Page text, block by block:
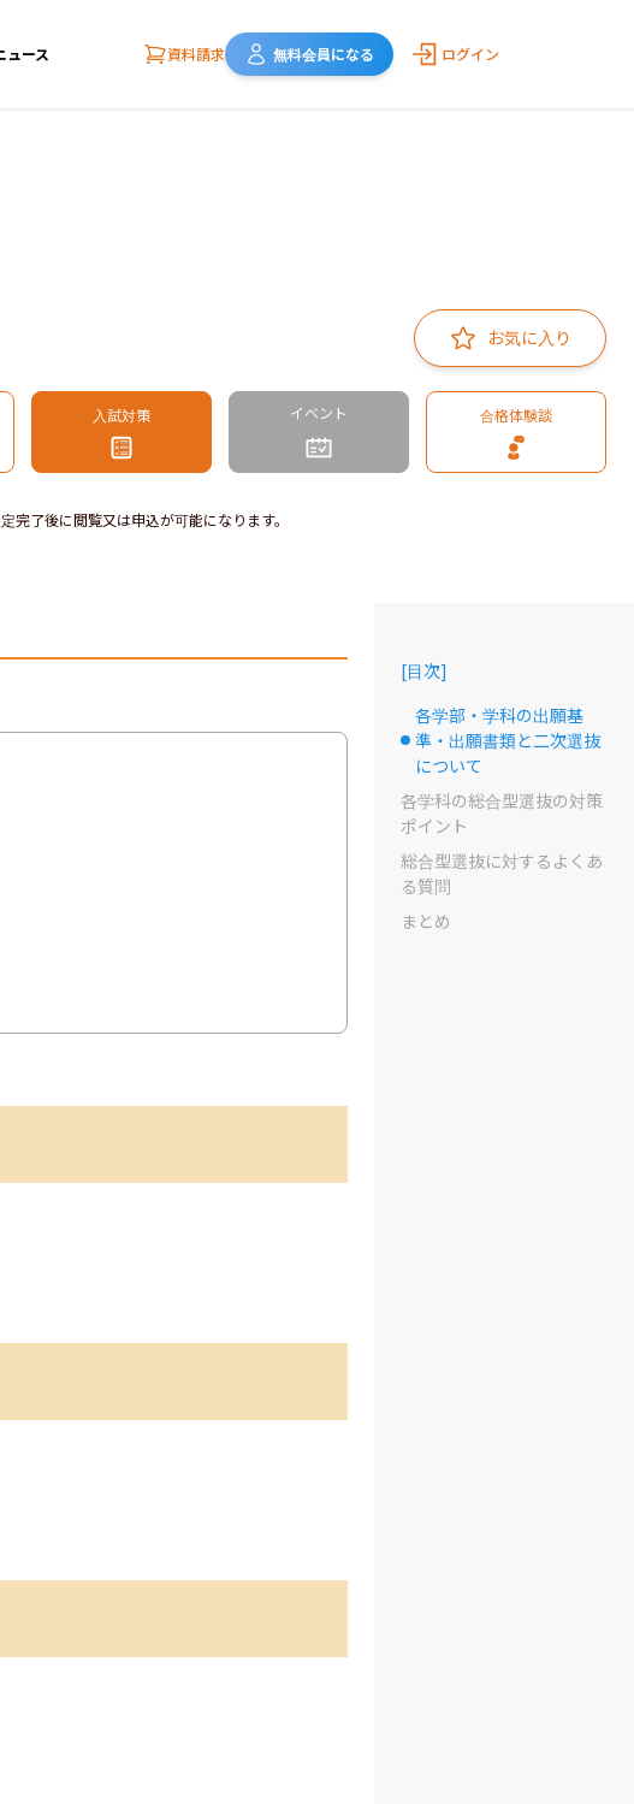
ュース 資料請求 無料会員になる ログイン
お気に入り
入試対策 イベント 合格体験談
了後に閲覧又は申込が可能になります。
[目次]
選択中のドット
各学部・学科の出願基
準・出願書類と二次選抜
について
各学科の総合型選抜の対策
ポイント
総合型選抜に対するよくあ
る質問
まとめ